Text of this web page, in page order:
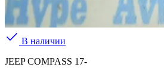
В наличии
JEEP COMPASS 17-